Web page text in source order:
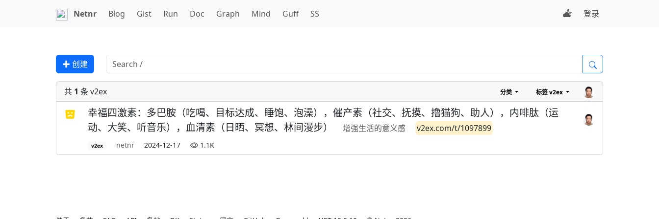
Netnr Blog Gist Run Doc Graph Mind Guff SS 登录
✚ 创建
共 1 条 v2ex 分类 标签v2ex
幸福四激素：多巴胺（吃喝、目标达成、睡饱、泡澡），催产素（社交、抚摸、撸猫狗、助人），内啡肽（运
动、大笑、听音乐），血清素（日晒、冥想、林间漫步）
增强生活的意义感 v2ex.com/t/1097899
v2ex netnr 2024-12-17 1.1K